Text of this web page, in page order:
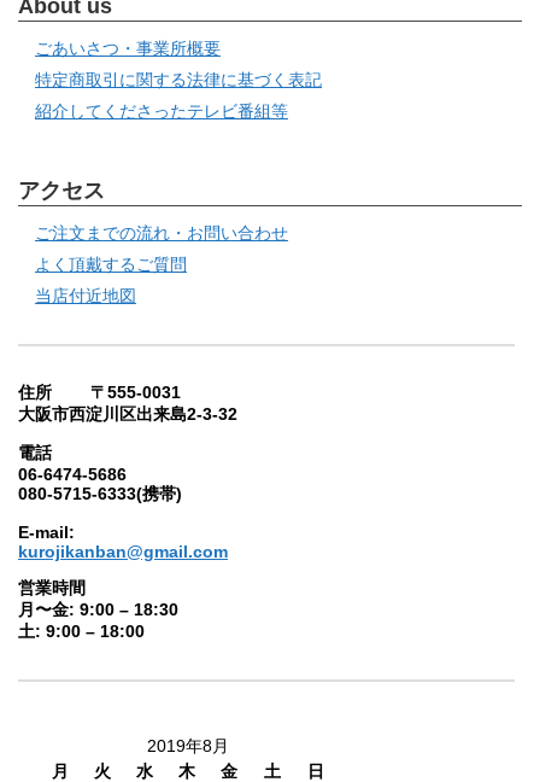
About us
ごあいさつ・事業所概要
特定商取引に関する法律に基づく表記
紹介してくださったテレビ番組等
アクセス
ご注文までの流れ・お問い合わせ
よく頂戴するご質問
当店付近地図
住所 〒555-0031
大阪市西淀川区出来島2-3-32
電話
06-6474-5686
080-5715-6333(携帯)
E-mail:
kurojikanban@gmail.com
営業時間
月〜金: 9:00 – 18:30
土: 9:00 – 18:00
2019年8月
月
火 水 木 金 土
日